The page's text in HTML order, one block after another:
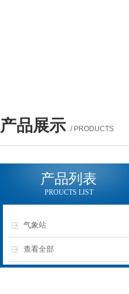
产品展示 / PRODUCTS
产品列表
PROUCTS LIST
气象站
查看全部